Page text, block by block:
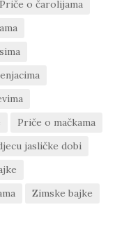
Priče o čarolijama
Priče o mačkama
jasličke dobi
Zimske bajke